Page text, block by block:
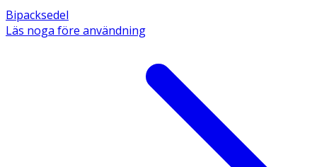
Bipacksedel
Läs noga före användning